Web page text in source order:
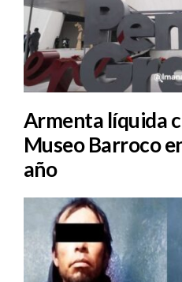
Armenta líquida
Museo Barroco
año